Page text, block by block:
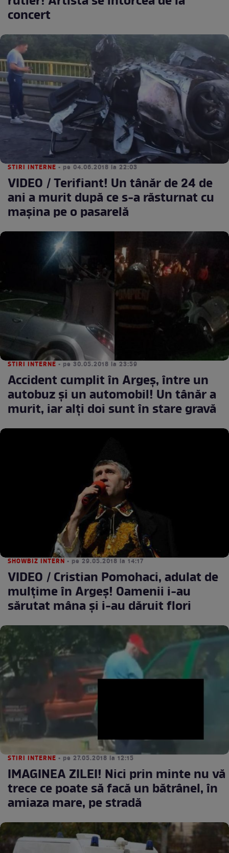
concert
STIRI INTERNE • pe 04.06.2018 la 22:03
VIDEO / Terifiant! Un tânăr de 24 de
ani a murit după ce s-a răsturnat cu
maşina pe o pasarelă
STIRI INTERNE • pe 30.05.2018 la 23:59
Accident cumplit în Argeș, între un
autobuz şi un automobil! Un tânăr a
murit, iar alţi doi sunt în stare gravă
SHOWBIZ INTERN • pe 29.05.2018 la 14:17
VIDEO / Cristian Pomohaci, adulat de
mulţime în Argeş! Oamenii i-au
sărutat mâna şi i-au dăruit flori
STIRI INTERNE • pe 27.05.2018 la 12:15
IMAGINEA ZILEI! Nici prin minte nu vă
trece ce poate să facă un bătrânel, în
amiaza mare, pe stradă